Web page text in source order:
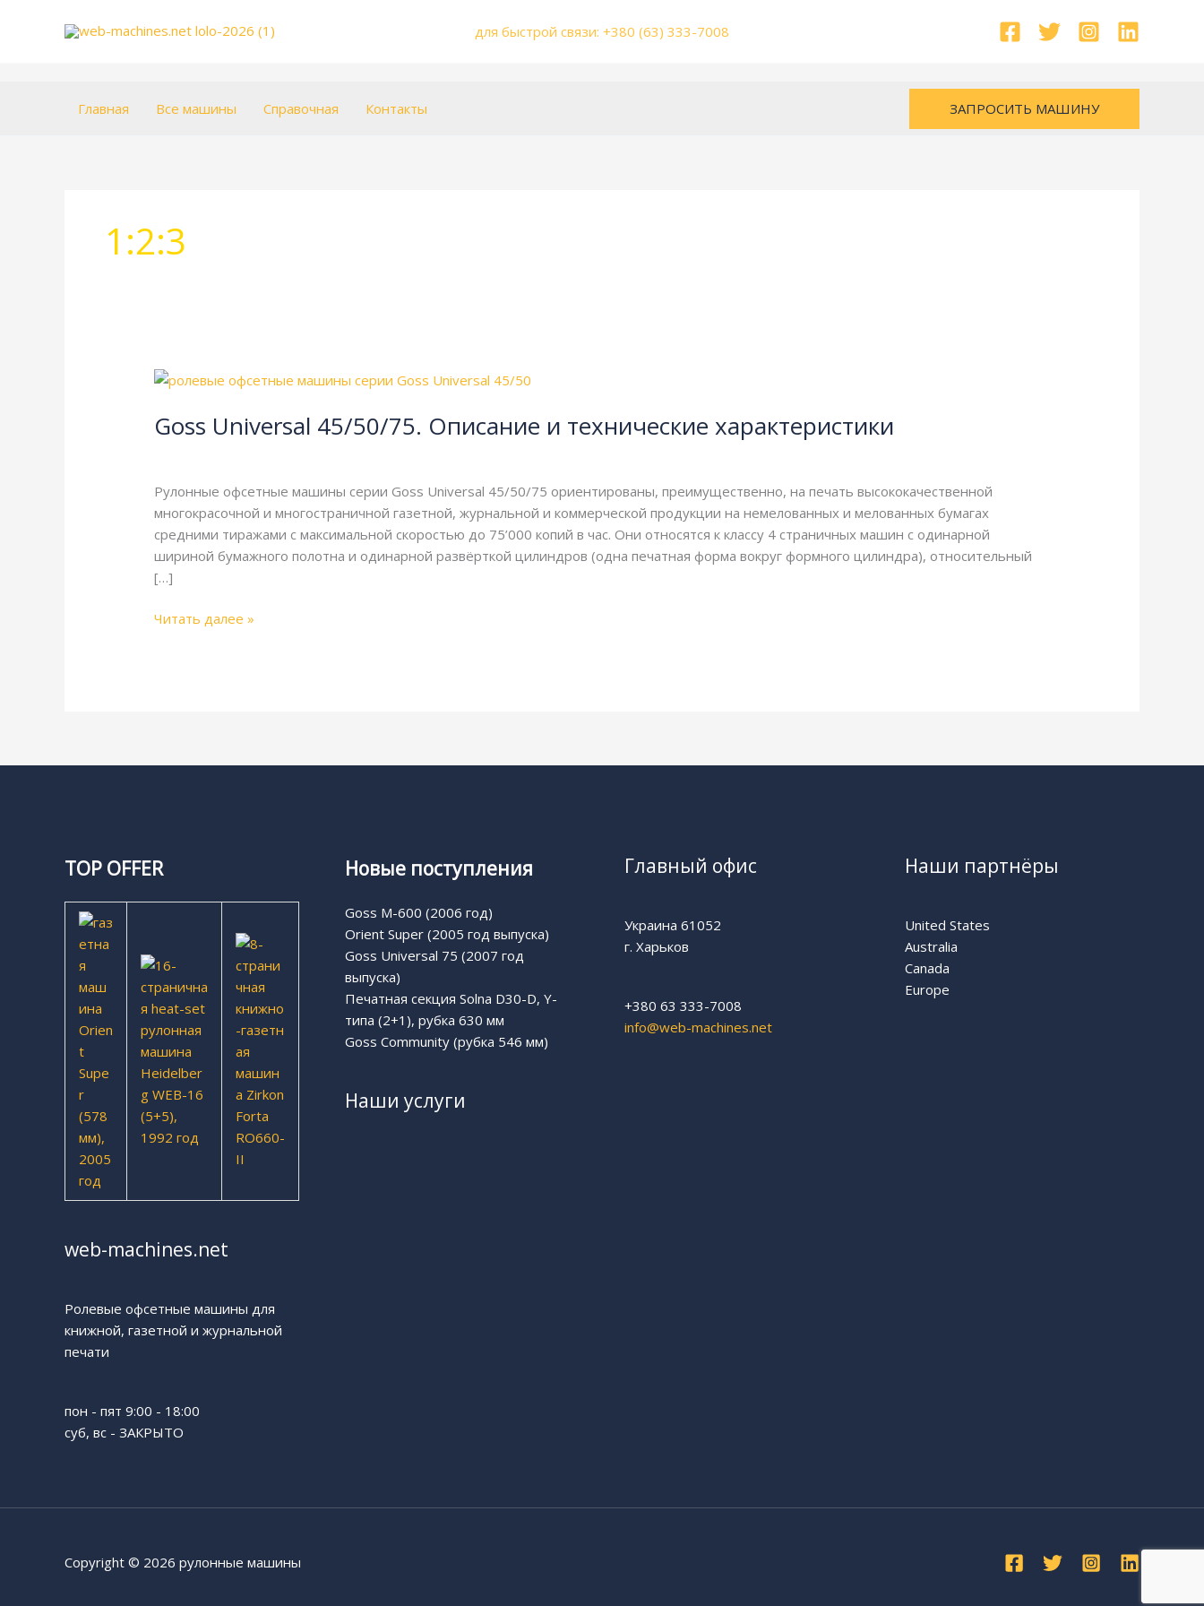
для быстрой связи: +380 (63) 333-7008
Главная Все машины Справочная Контакты ЗАПРОСИТЬ МАШИНУ
1:2:3
Goss Universal 45/50/75. Описание и технические характеристики
Рулонные офсетные машины серии Goss Universal 45/50/75 ориентированы, преимущественно, на печать высококачественной
многокрасочной и многостраничной газетной, журнальной и коммерческой продукции на немелованных и мелованных бумагах
средними тиражами с максимальной скоростью до 75’000 копий в час. Они относятся к классу 4 страничных машин с одинарной
шириной бумажного полотна и одинарной развёрткой цилиндров (одна печатная форма вокруг формного цилиндра), относительный
[…]
Goss
45/50/75.
технические
характеристики
Читать далее »
TOP OFFER
web-machines.net
Ролевые офсетные машины для
книжной, газетной и журнальной
печати
пон - пят 9:00 - 18:00
суб, вс - ЗАКРЫТО
Новые поступления
Goss M-600 (2006 год)
Orient Super (2005 год выпуска)
Goss Universal 75 (2007 год
выпуска)
Печатная секция Solna D30-D, Y-
типа (2+1), рубка 630 мм
Goss Community (рубка 546 мм)
Наши услуги
Главный офис
Украина 61052
г. Харьков
+380 63 333-7008
info@web-machines.net
Наши партнёры
United States
Australia
Canada
Europe
Copyright © 2026 рулонные машины